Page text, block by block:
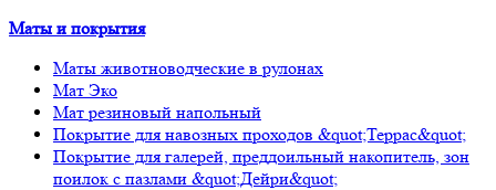
Маты и покрытия
Маты животноводческие в рулонах
Мат Эко
Мат резиновый напольный
Покрытие для навозных проходов &quot;Террас&quot;
Покрытие для галерей, преддоильный накопитель, зон
поилок с пазлами &quot;Дейри&quot;